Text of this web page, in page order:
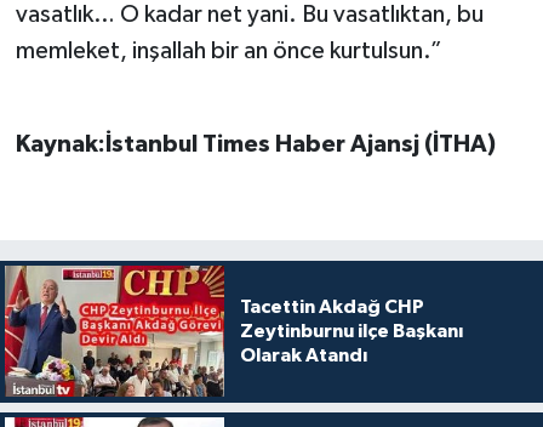
vasatlık… O kadar net yani. Bu vasatlıktan, bu
memleket, inşallah bir an önce kurtulsun.”
Kaynak:İstanbul Times Haber Ajansj (İTHA)
Tacettin Akdağ CHP
Zeytinburnu ilçe Başkanı
Olarak Atandı